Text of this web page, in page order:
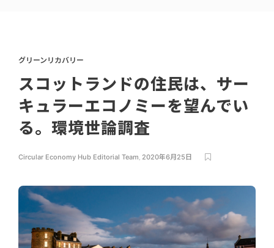
グリーンリカバリー
スコットランドの住民は、サー
キュラーエコノミーを望んでい
る。環境世論調査
Circular Economy Hub Editorial Team, 2020年6月25日